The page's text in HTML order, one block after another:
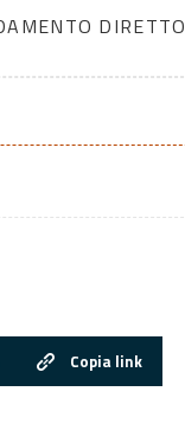
DIRETTO
Copia link